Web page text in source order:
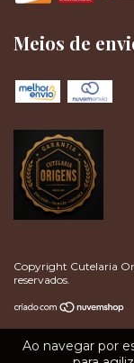
Ao navegar por
Meios de
Copyright Cutelaria
reservados.